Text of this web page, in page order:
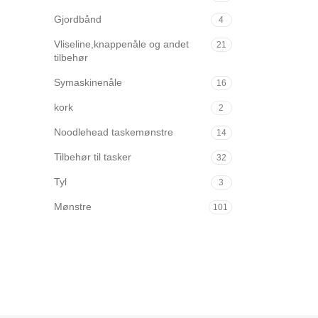
Gjordbånd 4
Vliseline,knappenåle og andet
tilbehør
21
Symaskinenåle 16
kork 2
Noodlehead taskemønstre 14
Tilbehør til tasker 32
Tyl 3
Mønstre 101